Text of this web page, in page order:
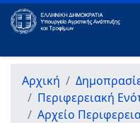
Αρχική
Περιφερειακή
Αρχείο